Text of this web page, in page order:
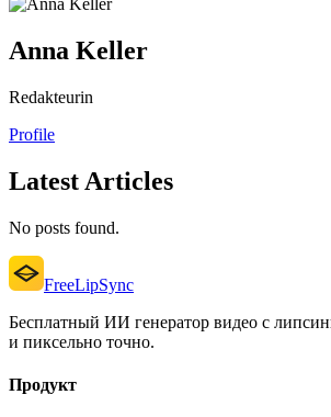
Anna Keller
Redakteurin
Profile
Latest Articles
No posts found.
FreeLipSync
Бесплатный ИИ генератор видео с
и пиксельно точно.
Продукт